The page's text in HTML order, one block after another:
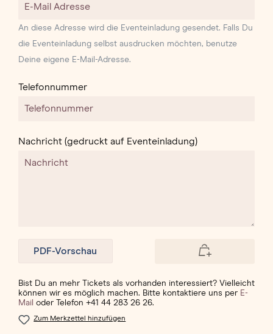
An diese Adresse wird die Eventeinladung gesendet. Falls Du
die Eventeinladung selbst ausdrucken möchten, benutze
Deine eigene E-Mail-Adresse.
Telefonnummer
Nachricht (gedruckt auf Eventeinladung)
PDF-Vorschau
Bist Du an mehr Tickets als vorhanden interessiert? Vielleicht
können wir es möglich machen. Bitte kontaktiere uns per E-
Mail oder Telefon +41 44 283 26 26.
Zum Merkzettel hinzufügen